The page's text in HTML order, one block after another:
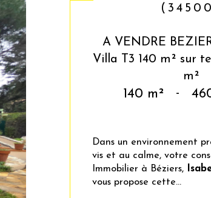
A VENDRE
Villa T3 140 m² sur
m²
140 m² -
Dans un environnement
vis et au calme, votre
Immobilier à Béziers,
vous propose cette...